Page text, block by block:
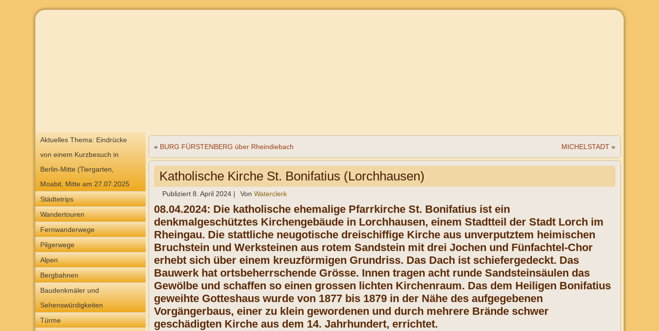
Aktuelles Thema: Eindrücke
von einem Kurzbesuch in
Berlin-Mitte (Tiergarten,
Moabit, Mitte am 27.07.2025
Städtetrips
Wandertouren
Fernwanderwege
Pilgerwege
Alpen
Bergbahnen
Baudenkmäler und
Sehenswürdigkeiten
Türme
« BURG FÜRSTENBERG über Rheindiebach MICHELSTADT »
Katholische Kirche St. Bonifatius (Lorchhausen)
Publiziert 8. April 2024 | Von Waterclerk
08.04.2024: Die katholische ehemalige Pfarrkirche St. Bonifatius ist ein
denkmalgeschütztes Kirchengebäude in Lorchhausen, einem Stadtteil der Stadt Lorch im
Rheingau. Die stattliche neugotische dreischiffige Kirche aus unverputztem heimischen
Bruchstein und Werksteinen aus rotem Sandstein mit drei Jochen und Fünfachtel-Chor
erhebt sich über einem kreuzförmigen Grundriss. Das Dach ist schiefergedeckt. Das
Bauwerk hat ortsbeherrschende Grösse. Innen tragen acht runde Sandsteinsäulen das
Gewölbe und schaffen so einen grossen lichten Kirchenraum. Das dem Heiligen Bonifatius
geweihte Gotteshaus wurde von 1877 bis 1879 in der Nähe des aufgegebenen
Vorgängerbaus, einer zu klein gewordenen und durch mehrere Brände schwer
geschädigten Kirche aus dem 14. Jahrhundert, errichtet.